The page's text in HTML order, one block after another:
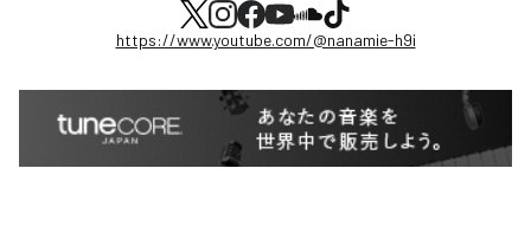
https://www.youtube.com/@nanamie-h9i